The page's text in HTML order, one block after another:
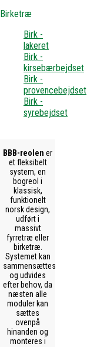
Birketræ
Birk -
lakeret
Birk -
kirsebærbejdset
Birk -
provencebejdset
Birk -
syrebejdset
BBB-reolen er
et fleksibelt
system, en
bogreol i
klassisk,
funktionelt
norsk design,
udført i
massivt
fyrretræ eller
birketræ.
Systemet kan
sammensættes
og udvides
efter behov, da
næsten alle
moduler kan
sættes
ovenpå
hinanden og
monteres i